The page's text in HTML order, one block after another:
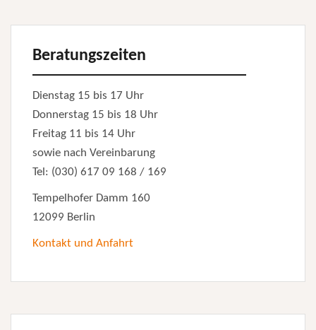
Beratungszeiten
Dienstag 15 bis 17 Uhr
Donnerstag 15 bis 18 Uhr
Freitag 11 bis 14 Uhr
sowie nach Vereinbarung
Tel: (030) 617 09 168 / 169
Tempelhofer Damm 160
12099 Berlin
Kontakt und Anfahrt